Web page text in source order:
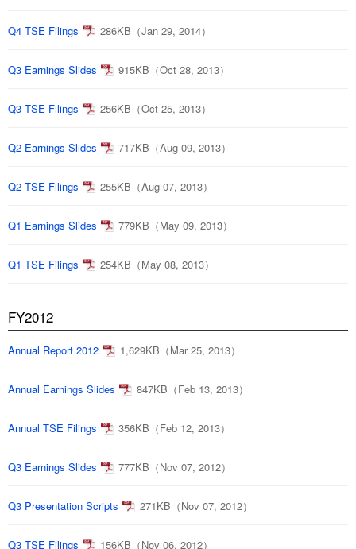
Q4 TSE Filings 286KB（Jan 29, 2014）
Q3 Earnings Slides 915KB（Oct 28, 2013）
Q3 TSE Filings 256KB（Oct 25, 2013）
Q2 Earnings Slides 717KB（Aug 09, 2013）
Q2 TSE Filings 255KB（Aug 07, 2013）
Q1 Earnings Slides 779KB（May 09, 2013）
Q1 TSE Filings 254KB（May 08, 2013）
FY2012
Annual Report 2012 1,629KB（Mar 25, 2013）
Annual Earnings Slides 847KB（Feb 13, 2013）
Annual TSE Filings 356KB（Feb 12, 2013）
Q3 Earnings Slides 777KB（Nov 07, 2012）
Q3 Presentation Scripts 271KB（Nov 07, 2012）
Q3 TSE Filings 156KB（Nov 06, 2012）